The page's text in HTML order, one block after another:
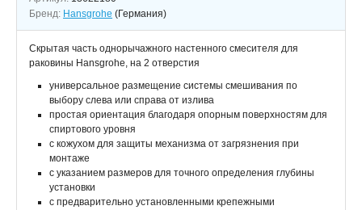
Бренд: Hansgrohe (Германия)
Скрытая часть однорычажного настенного смесителя для
раковины Hansgrohe, на 2 отверстия
универсальное размещение системы смешивания по
выбору слева или справа от излива
простая ориентация благодаря опорным поверхностям для
спиртового уровня
с кожухом для защиты механизма от загрязнения при
монтаже
с указанием размеров для точного определения глубины
установки
с предварительно установленными крепежными